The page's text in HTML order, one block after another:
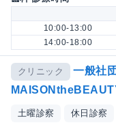
10:00-13:00
14:00-18:00
クリニック
一般社
土曜診察 休日診察